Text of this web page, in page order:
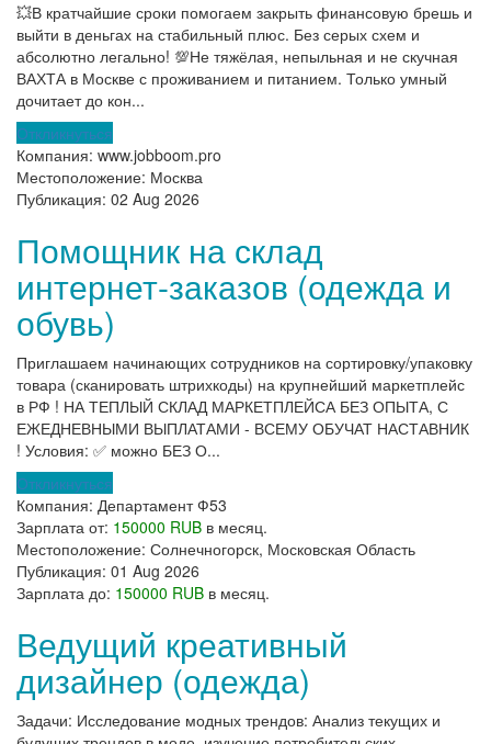
💥В кратчайшие сроки помогаем закрыть финансовую брешь и
выйти в деньгах на стабильный плюс. Без серых схем и
абсолютно легально! 💯Не тяжёлая, непыльная и не скучная
ВАХТА в Москве с проживанием и питанием. Только умный
дочитает до кон...
Откликнуться
Компания: www.jobboom.pro
Местоположение: Москва
Публикация: 02 Aug 2026
Помощник на склад
интернет-заказов (одежда и
обувь)
Приглашаем начинающих сотрудников на сортировку/упаковку
товара (сканировать штрихкоды) на крупнейший маркетплейс
в РФ ! НА ТЕПЛЫЙ СКЛАД МАРКЕТПЛЕЙСА БЕЗ ОПЫТА, С
ЕЖЕДНЕВНЫМИ ВЫПЛАТАМИ - ВСЕМУ ОБУЧАТ НАСТАВНИК
! Условия: ✅ можно БЕЗ О...
Откликнуться
Компания: Департамент Ф53
Зарплата от: 150000 RUB в месяц.
Местоположение: Солнечногорск, Московская Область
Публикация: 01 Aug 2026
Зарплата до: 150000 RUB в месяц.
Ведущий креативный
дизайнер (одежда)
Задачи: Исследование модных трендов: Анализ текущих и